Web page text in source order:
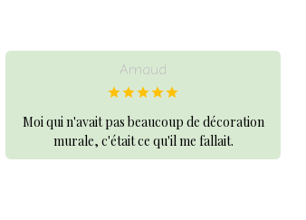
Arnaud
Moi qui n'avait pas beaucoup de décoration
murale, c'était ce qu'il me fallait.